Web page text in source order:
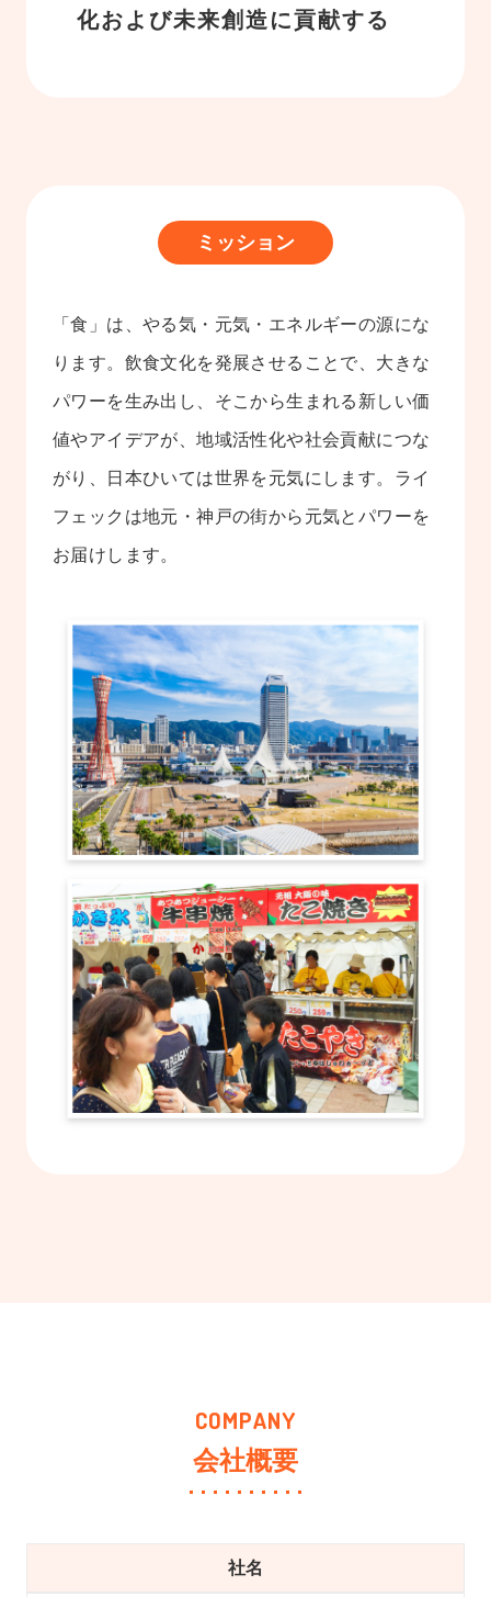
化および未来創造に貢献する
ミッション
「食」は、やる気・元気・エネルギーの源にな
ります。飲⾷⽂化を発展させることで、大きな
パワーを生み出し、そこから生まれる新しい価
値やアイデアが、地域活性化や社会貢献につな
がり、日本ひいては世界を元気にします。ライ
フェックは地元・神戸の街から元気とパワーを
お届けします。
会社概要
社名